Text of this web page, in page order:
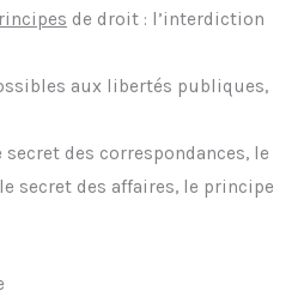
de droit : l’interdiction
aux libertés publiques,
des correspondances, le
secret des affaires, le principe